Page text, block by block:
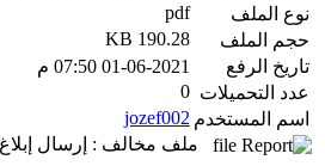
نوع الملف
pdf
حجم الملف
190.28 KB
تاريخ الرفع
01-06-2021 07:50 م
عدد التحميلات 0
اسم المستخدم jozef002
ملف مخالف : إرسال